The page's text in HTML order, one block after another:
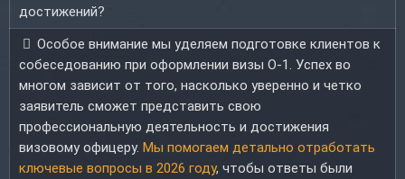
достижений?
Особое внимание мы уделяем подготовке клиентов к
собеседованию при оформлении визы O-1. Успех во
многом зависит от того, насколько уверенно и четко
заявитель сможет представить свою
профессиональную деятельность и достижения
визовому офицеру. Мы помогаем детально отработать
ключевые вопросы в 2026 году, чтобы ответы были